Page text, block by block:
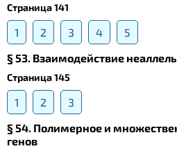
Страница 141
1 2 3 4
5
§ 53. Взаимодействие
Страница 145
1 2
3
§ 54. Полимерное и
генов